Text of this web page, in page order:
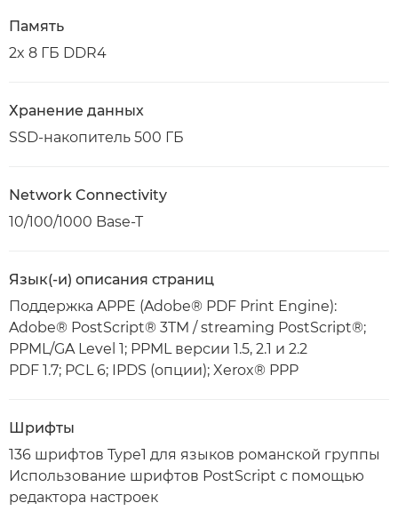
Память
2x 8 ГБ DDR4
Хранение данных
SSD-накопитель 500 ГБ
Network Connectivity
10/100/1000 Base-T
Язык(-и) описания страниц
Поддержка APPE (Adobe® PDF Print Engine):
Adobe® PostScript® 3TM / streaming PostScript®;
PPML/GA Level 1; PPML версии 1.5, 2.1 и 2.2
PDF 1.7; PCL 6; IPDS (опции); Xerox® PPP
Шрифты
136 шрифтов Type1 для языков романской группы
Использование шрифтов PostScript с помощью
редактора настроек